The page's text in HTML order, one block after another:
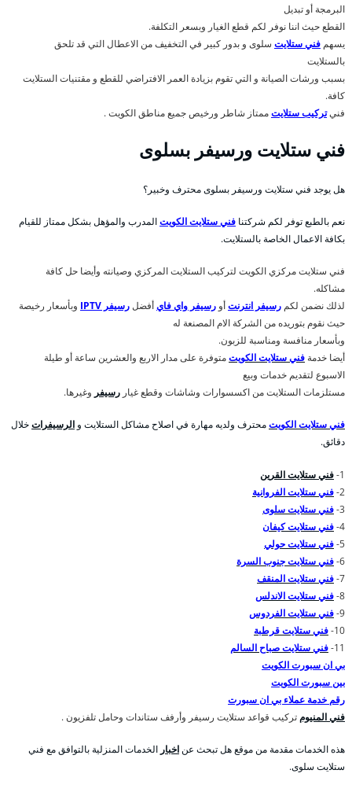
البرمجة أو تبديل
القطع حيث اننا نوفر لكم قطع الغيار وبسعر التكلفة.
يسهم فني ستلايت سلوى و بدور كبير في التخفيف من الاعطال التي قد تلحق
بالستلايت
بسبب ورشات الصيانة و التي تقوم بزيادة العمر الافتراضي للقطع و مقتنيات الستلايت
كافة.
فنيتركيب ستلايتممتاز شاطر ورخيص جميع مناطق الكويت .
فني ستلايت ورسيفر بسلوى
هل يوجد فني ستلايت ورسيفر بسلوى محترف وخبير؟
نعم بالطبع توفر لكم شركتنا فني ستلايت الكويتالمدرب والمؤهل بشكل ممتاز للقيام
بكافة الاعمال الخاصة بالستلايت.
فني ستلايت مركزي الكويت لتركيب الستلايت المركزي وصيانته وأيضا حل كافة
مشاكله.
لذلك نضمن لكم رسيفر انترنتأو رسيفر واي فايأفضلرسيفر IPTV
وبأسعار رخيصة
حيث نقوم بتوريده من الشركة الام المصنعة له
وبأسعار منافسة ومناسبة للزبون.
أيضا خدمة فني ستلايت الكويتمتوفرة على مدار الاربع والعشرين ساعة أو طيلة
الاسبوع لتقديم خدمات وبيع
مستلزمات الستلايت من اكسسوارات وشاشات وقطع غيار رسيفر وغيرها.
فني ستلايت الكويتمحترف ولديه مهارة في اصلاح مشاكل الستلايت و الرسيفراتخلال
دقائق.
1- فني ستلايت القرين
2- فني ستلايت الفروانية
3- فني ستلايت سلوى
4- فني ستلايت كيفان
5- فني ستلايت حولي
6- فني ستلايت جنوب السرة
7- فني ستلايت المنقف
8- فني ستلايت الاندلس
9- فني ستلايت الفردوس
10- فني ستلايت قرطبة
11- فني ستلايت صباح السالم
بي ان سبورت الكويت
بين سبورت الكويت
رقم خدمة عملاء بي ان سبورت
فني المنيومتركيب قواعد ستلايت رسيفر وأرفف ستاندات وحامل تلفزيون .
هذه الخدمات مقدمة من موقع هل تبحث عناخبار الخدمات المنزلية بالتوافق مع فني
ستلايت سلوى.